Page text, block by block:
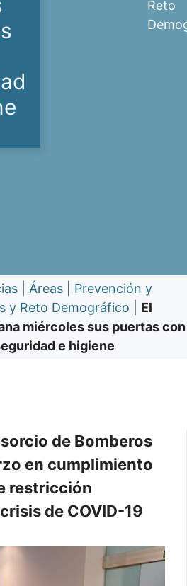
Reto
Áreas
Prevención y
y Reto Demográfico
El
miércoles sus puertas con
e higiene
de Bomberos
en cumplimiento
restricción
de COVID-19